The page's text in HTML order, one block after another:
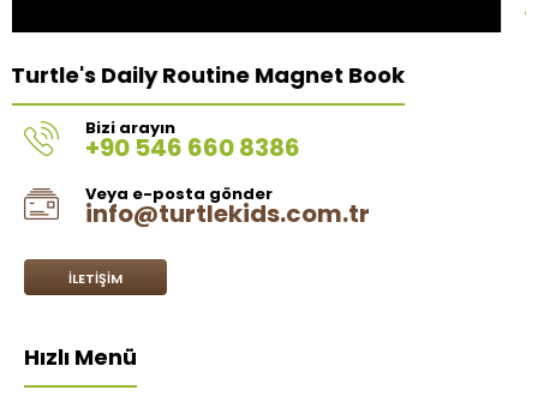
Magnet Book
Bizi arayın
+90 546 660 8386
Veya e-posta gönder
info@turtlekids.com.tr
İLETIŞIM
Hızlı Menü